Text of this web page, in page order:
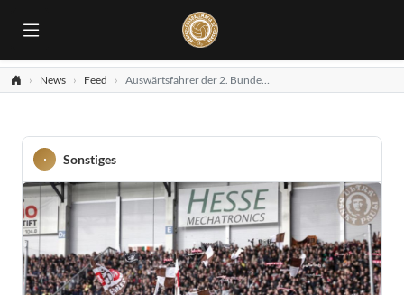
News Feed Auswärtsfahrer der 2. Bundesliga
Sonstiges